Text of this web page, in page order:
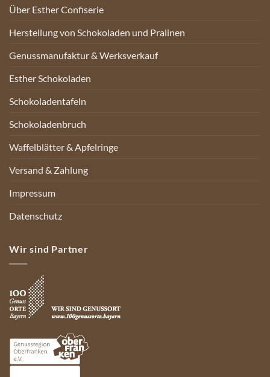
Über Esther Confiserie
Herstellung von Schokoladen und Pralinen
Genussmanufaktur & Werksverkauf
Esther Schokoladen
Schokoladentafeln
Schokoladenbruch
Waffelblätter & Apfelringe
Versand & Zahlung
Impressum
Datenschutz
Wir sind Partner